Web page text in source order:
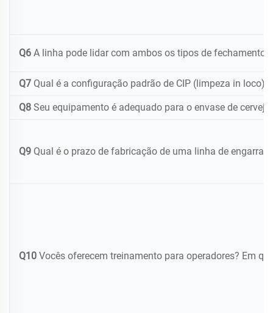
Q6 A linha pode lidar com ambos os tipos de
Q7 Qual é a configuração padrão de CIP (limpeza in loco)
Q8 Seu equipamento é adequado para o envase de
Q9 Qual é o prazo de fabricação de uma linha de
Q10 Vocês oferecem treinamento para operadores? Em